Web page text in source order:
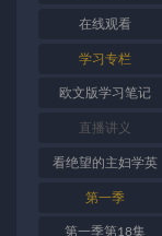
在线观看
学习专栏
欧文版学习笔记
直播讲义
看绝望的主妇学英
语
第一季
第一季第18集